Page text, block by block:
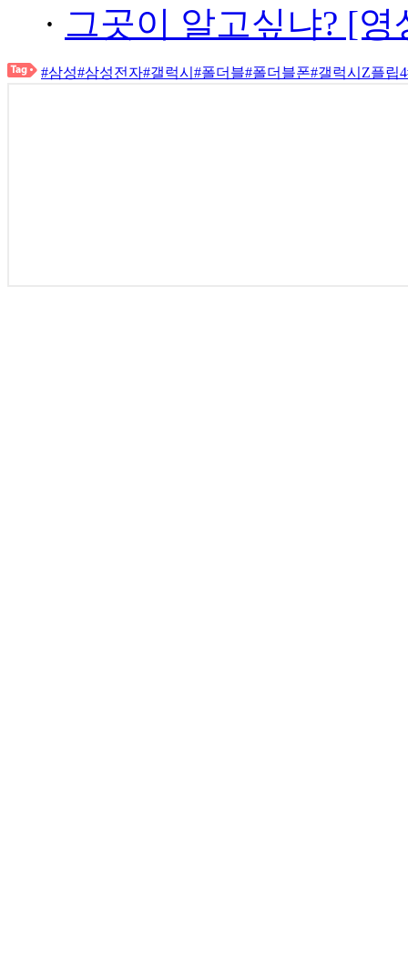
· 그곳이 알고싶냐? [
#삼성#삼성전자#갤럭시 #폴더블#폴더블폰#갤럭시Z플립4